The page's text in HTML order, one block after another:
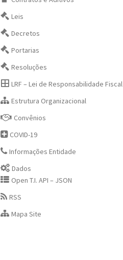
Leis
Decretos
Portarias
Resoluções
LRF – Lei de Responsabilidade Fiscal
Estrutura Organizacional
Convênios
COVID-19
Informações Entidade
Dados
Open T.I. API – JSON
RSS
Mapa Site